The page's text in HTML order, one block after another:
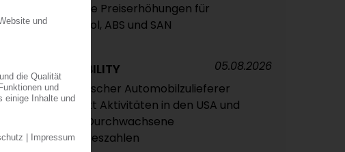
Deutliche Preiserhöhungen für
Polystyrol, ABS und SAN
OPMOBILITY
Französischer Automobilzulieferer
verstärkt Aktivitäten in den USA und
Asien / Durchwachsene
Halbjahreszahlen
05.08.2026